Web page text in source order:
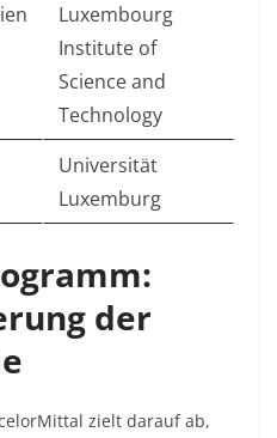
Luxembourg
Institute of
Science and
Technology
Universität
Luxemburg
der
zielt darauf ab,